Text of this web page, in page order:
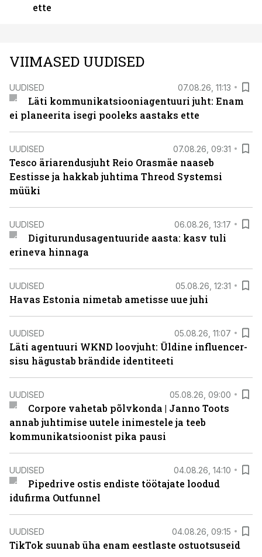
ette
VIIMASED UUDISED
UUDISED 07.08.26, 11:13
Läti kommunikatsiooniagentuuri juht: Enam
ei planeerita isegi pooleks aastaks ette
UUDISED 07.08.26, 09:31
Tesco äriarendusjuht Reio Orasmäe naaseb
Eestisse ja hakkab juhtima Threod Systemsi
müüki
UUDISED 06.08.26, 13:17
Digiturundusagentuuride aasta: kasv tuli
erineva hinnaga
UUDISED 05.08.26, 12:31
Havas Estonia nimetab ametisse uue juhi
UUDISED 05.08.26, 11:07
Läti agentuuri WKND loovjuht: Üldine influencer-
sisu hägustab brändide identiteeti
UUDISED 05.08.26, 09:00
Corpore vahetab põlvkonda | Janno Toots
annab juhtimise uutele inimestele ja teeb
kommunikatsioonist pika pausi
UUDISED 04.08.26, 14:10
Pipedrive ostis endiste töötajate loodud
idufirma Outfunnel
UUDISED 04.08.26, 09:15
TikTok suunab üha enam eestlaste ostuotsuseid